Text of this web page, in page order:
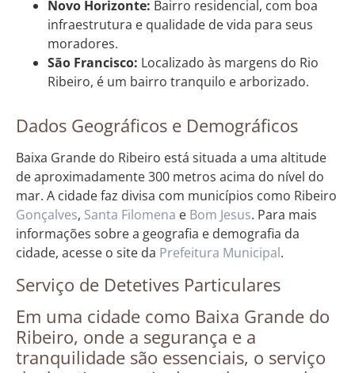
Novo Horizonte: Bairro residencial, com boa
infraestrutura e qualidade de vida para seus
moradores.
São Francisco: Localizado às margens do Rio
Ribeiro, é um bairro tranquilo e arborizado.
Dados Geográficos e Demográficos
Baixa Grande do Ribeiro está situada a uma altitude
de aproximadamente 300 metros acima do nível do
mar. A cidade faz divisa com municípios como Ribeiro
Gonçalves, Santa Filomena e Bom Jesus. Para mais
informações sobre a geografia e demografia da
cidade, acesse o site da Prefeitura Municipal.
Serviço de Detetives Particulares
Em uma cidade como Baixa Grande do
Ribeiro, onde a segurança e a
tranquilidade são essenciais, o serviço